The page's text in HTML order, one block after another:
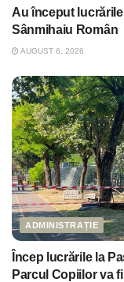
Au început
Sânmihaiu Român
AUGUST 6, 2026
ADMINISTRAȚIE
Încep lucrările la
Parcul Copiilor va